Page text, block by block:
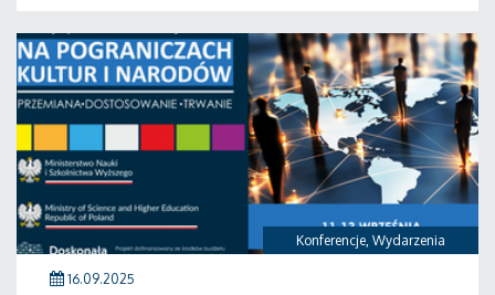
Konferencje, Wydarzenia
16.09.2025